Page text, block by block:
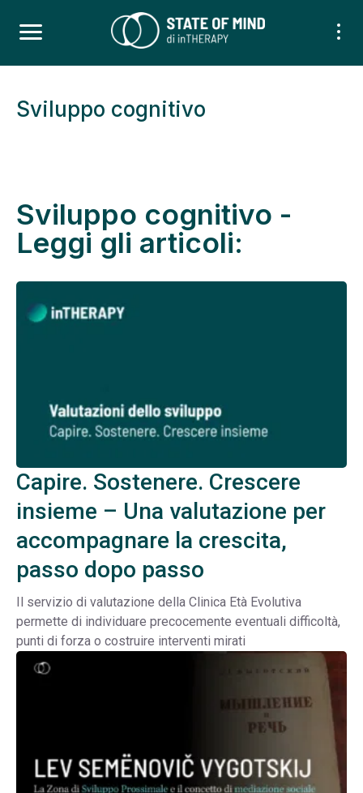
Sviluppo cognitivo
Sviluppo cognitivo -
Leggi gli articoli:
Capire. Sostenere. Crescere
insieme – Una valutazione per
accompagnare la crescita,
passo dopo passo
Il servizio di valutazione della Clinica Età Evolutiva
permette di individuare precocemente eventuali difficoltà,
punti di forza o costruire interventi mirati